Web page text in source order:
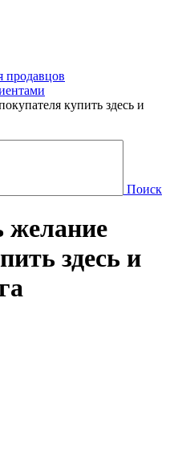
продавцов
купить здесь и
Поиск
желание
здесь и